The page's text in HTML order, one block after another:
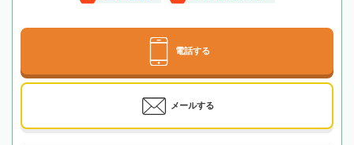
電話する
メールする